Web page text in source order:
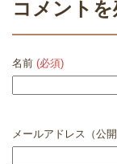
コメント
名前 (必須)
メールアドレス（公